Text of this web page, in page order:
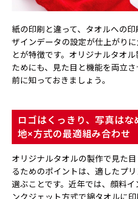
紙の印刷と違って、タオルへの
ザインデータの設定が仕上がり
とが特徴です。オリジナルタオ
ためにも、見た目と機能を両立
前に知っておきましょう。
ロゴはくっきり、写真は
地×方式の最適組み合わせ
オリジナルタオルの製作で見た
るためのポイントは、適したプ
選ぶことです。近年では、顔料